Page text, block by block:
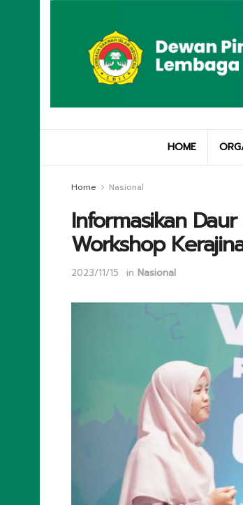
HOME
Home Nasional
Informasikan
Workshop
2023/11/15 in Nasional